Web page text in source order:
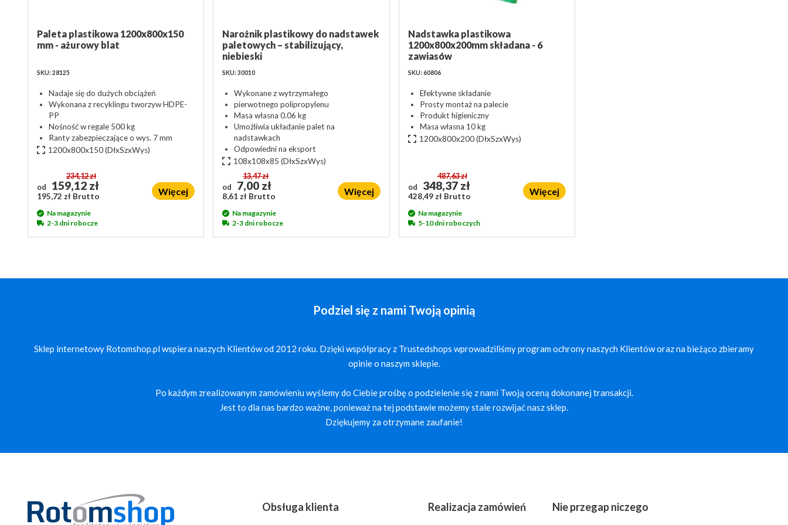
Paleta plastikowa 1200x800x150
mm - ażurowy blat
SKU: 28125
Nadaje się do dużych obciążeń
Wykonana z recyklingu tworzyw HDPE-
PP
Nośność w regale 500 kg
Ranty zabezpieczające o wys. 7 mm
1200x800x150(DłxSzxWys)
od
234,12 zł
159,12 zł
195,72 zł Brutto Więcej
Na magazynie
2-3 dni robocze
Narożnik plastikowy do nadstawek
paletowych – stabilizujący,
niebieski
SKU: 30010
Wykonane z wytrzymałego
pierwotnego polipropylenu
Masa własna 0.06 kg
Umożliwia układanie palet na
nadstawkach
Odpowiedni na eksport
108x108x85 (DłxSzxWys)
od
13,47 zł
7,00 zł
8,61 zł Brutto Więcej
Na magazynie
2-3 dni robocze
Nadstawka plastikowa
1200x800x200mm składana - 6
zawiasów
SKU: 60806
Efektywne składanie
Prosty montaż na palecie
Produkt higieniczny
Masa własna 10 kg
1200x800x200(DłxSzxWys)
od
487,63 zł
348,37 zł
428,49 zł Brutto Więcej
Na magazynie
5-10 dni roboczych
Podziel się z nami Twoją opinią
Sklep internetowy Rotomshop.pl wspiera naszych Klientów od 2012 roku. Dzięki współpracy z Trustedshops wprowadziliśmy program ochrony naszych Klientów oraz na bieżąco zbieramy
opinie o naszym sklepie.
Po każdym zrealizowanym zamówieniu wyślemy do Ciebie prośbę o podzielenie się z nami Twoją oceną dokonanej transakcji.
Jest to dla nas bardzo ważne, ponieważ na tej podstawie możemy stale rozwijać nasz sklep.
Dziękujemy za otrzymane zaufanie!
Obsługa klienta Realizacja zamówień Nie przegap niczego